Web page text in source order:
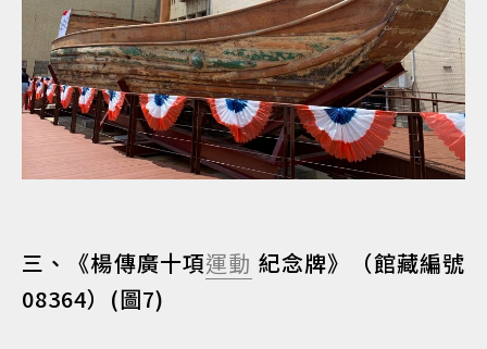
三、《楊傳廣十項運動 紀念牌》（館藏編號
08364）(圖7)